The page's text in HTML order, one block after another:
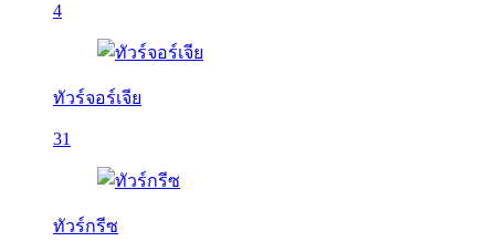
4
ทัวร์จอร์เจีย
31
ทัวร์กรีซ